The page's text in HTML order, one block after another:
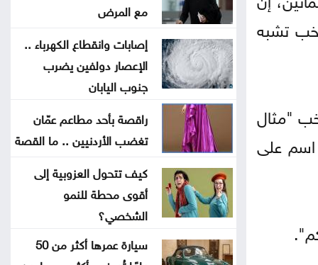
تشبه
أن شباب المنتخب "مثال
اسم على
إدارة الترخيص تبدأ بخدمة حجز مواعيد
الفحص العملي إلكترونيا
ارتفاع طفيف على الحرارة اليوم ..
وكتلة حارة تقترب من المملكة الاثنين
تفسير الحلم بالذباب
تفسير حلم الصلاة في المنام
تفسير الحلم بعضة الكلب
مع المرض
إصابات وانقطاع الكهرباء ..
الإعصار دولفين يضرب
جنوب اليابان
راقصة بأحد مطاعم عمّان
تغضب الأردنيين .. ما القصة
كيف تتحول العزوبية إلى
أقوى محطة للنمو
الشخصي؟
سيارة عمرها أكثر من 50